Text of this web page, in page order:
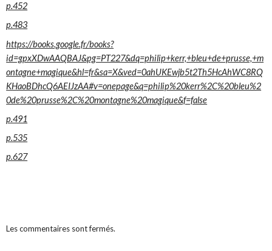
p.452
p.483
https://books.google.fr/books?
id=gpxXDwAAQBAJ&pg=PT227&dq=philip+kerr,+bleu+de+prusse,+m
ontagne+magique&hl=fr&sa=X&ved=0ahUKEwjb5t2Th5HcAhWC8RQ
KHaoBDhcQ6AEIJzAA#v=onepage&q=philip%20kerr%2C%20bleu%2
0de%20prusse%2C%20montagne%20magique&f=false
p.491
p.535
p.627
Les commentaires sont fermés.